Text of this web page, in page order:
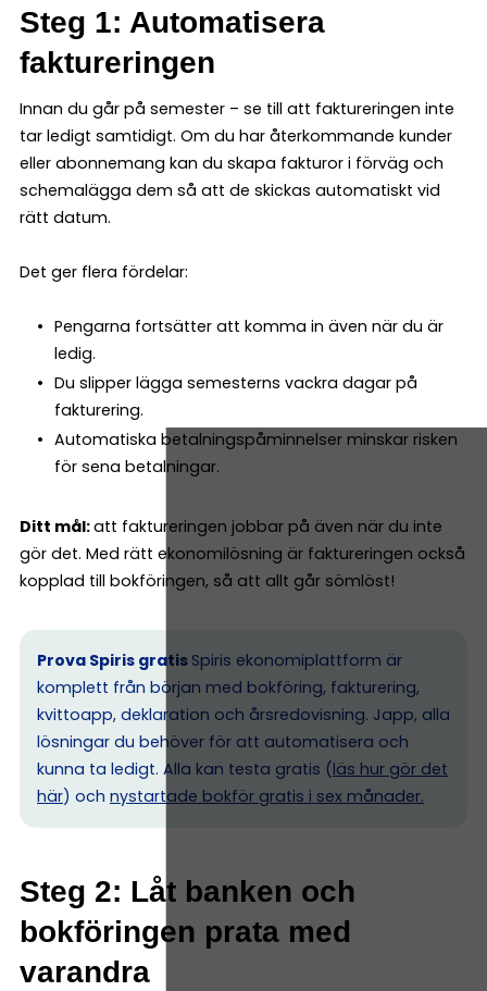
Steg 1: Automatisera
faktureringen
Innan du går på semester – se till att faktureringen inte
tar ledigt samtidigt. Om du har återkommande kunder
eller abonnemang kan du skapa fakturor i förväg och
schemalägga dem så att de skickas automatiskt vid
rätt datum.
Det ger flera fördelar:
Pengarna fortsätter att komma in även när du är
ledig.
Du slipper lägga semesterns vackra dagar på
fakturering.
Automatiska betalningspåminnelser minskar risken
för sena betalningar.
Ditt mål:att faktureringen jobbar på även när du inte
gör det. Med rätt ekonomilösning är faktureringen också
kopplad till bokföringen, så att allt går sömlöst!
Prova Spiris gratis Spiris ekonomiplattform är
komplett från början med bokföring, fakturering,
kvittoapp, deklaration och årsredovisning. Japp, alla
lösningar du behöver för att automatisera och
kunna ta ledigt. Alla kan testa gratis (läs hur gör det
här) och nystartade bokför gratis i sex månader.
Steg 2: Låt banken och
bokföringen prata med
varandra